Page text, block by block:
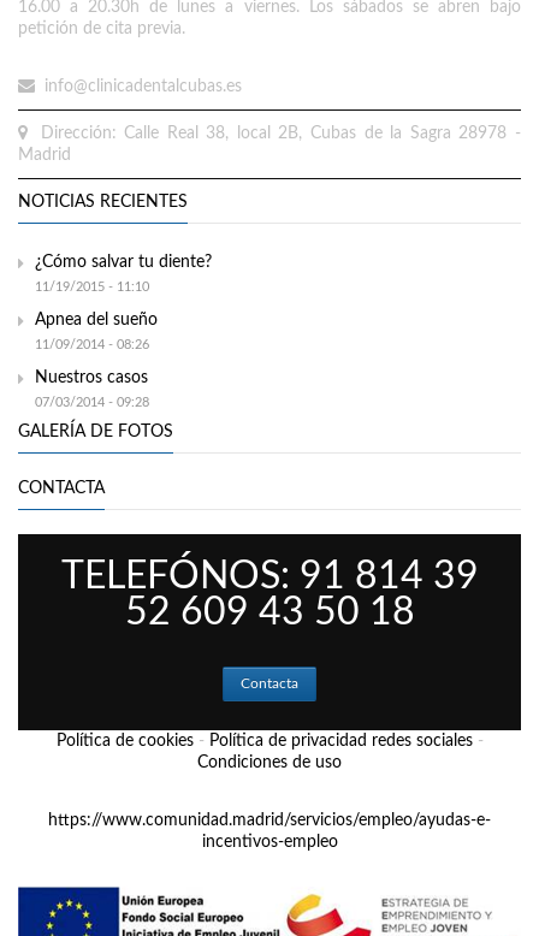
16.00 a 20.30h de lunes a viernes. Los sábados se abren bajo
petición de cita previa.
info@clinicadentalcubas.es
Dirección: Calle Real 38, local 2B, Cubas de la Sagra 28978 -
Madrid
NOTICIAS RECIENTES
¿Cómo salvar tu diente?
11/19/2015 - 11:10
Apnea del sueño
11/09/2014 - 08:26
Nuestros casos
07/03/2014 - 09:28
GALERÍA DE FOTOS
CONTACTA
TELEFÓNOS: 91 814 39
52 609 43 50 18
Contacta
Política de cookies- Política de privacidad redes sociales-
Condiciones de uso
https://www.comunidad.madrid/servicios/empleo/ayudas-e-
incentivos-empleo